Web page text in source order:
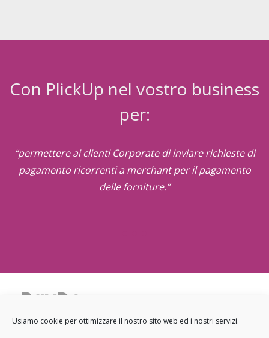
Usiamo cookie per ottimizzare il nostro sito web ed i nostri servizi.
Con PlickUp nel vostro business
per:
“permettere ai clienti Corporate di inviare richieste di
pagamento ricorrenti a merchant per il pagamento
delle forniture.”
Sede legale: Viale Regina Margherita 30, 20122 Milano
Sede operativa: Via Salvio Giuliano 9, 20146 Milano